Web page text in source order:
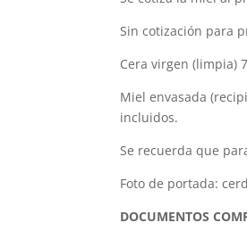
Sin cotización para
Cera virgen (limpia)
Miel envasada
incluidos.
Se recuerda que
Foto de portada:
DOCUMENTOS